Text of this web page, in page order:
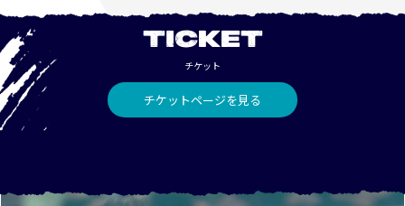
TICKET
チケット
チケットページを見る